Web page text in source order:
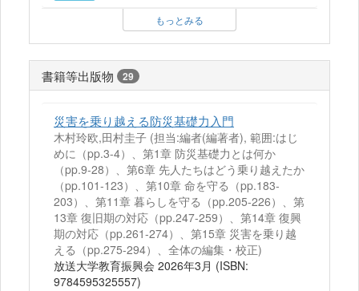
もっとみる
書籍等出版物 29
災害を乗り越える防災基礎力入門
木村玲欧,田村圭子 (担当:編者(編著者), 範囲:はじ
めに（pp.3-4）、第1章 防災基礎力とは何か
（pp.9-28）、第6章 先人たちはどう乗り越えたか
（pp.101-123）、第10章 命を守る（pp.183-
203）、第11章 暮らしを守る（pp.205-226）、第
13章 復旧期の対応（pp.247-259）、第14章 復興
期の対応（pp.261-274）、第15章 災害を乗り越
える（pp.275-294）、全体の編集・校正)
放送大学教育振興会 2026年3月 (ISBN:
9784595325557)